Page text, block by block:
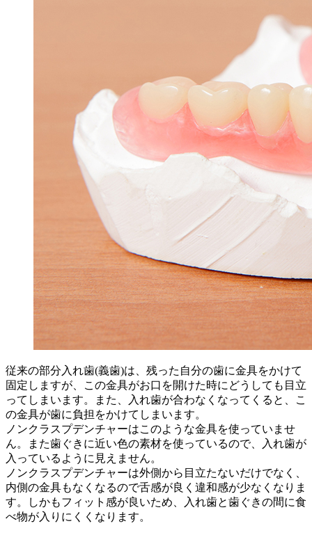
従来の部分入れ歯(義歯)は、残った自分の歯に金具をかけて
固定しますが、この金具がお口を開けた時にどうしても目立
ってしまいます。また、入れ歯が合わなくなってくると、こ
の金具が歯に負担をかけてしまいます。
ノンクラスプデンチャーはこのような金具を使っていませ
ん。また歯ぐきに近い色の素材を使っているので、入れ歯が
入っているように見えません。
ノンクラスプデンチャーは外側から目立たないだけでなく、
内側の金具もなくなるので舌感が良く違和感が少なくなりま
す。しかもフィット感が良いため、入れ歯と歯ぐきの間に食
べ物が入りにくくなります。